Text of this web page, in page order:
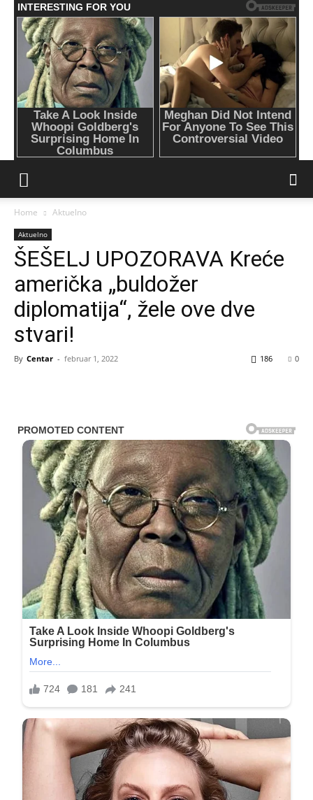
Home Aktuelno
Aktuelno
ŠEŠELJ UPOZORAVA Kreće
američka „buldožer
diplomatija“, žele ove dve
stvari!
By Centar - februar 1, 2022 0
186